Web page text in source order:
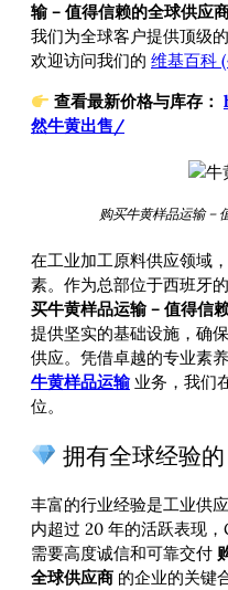
输 – 值得信赖的全球供应
我们为全球客户提供顶级的
欢迎访问我们的 维基百科
查看最新价格与库存：
然牛黄出售/
购买牛黄样品运输 –
在工业加工原料供应领域
素。作为总部位于西班牙
买牛黄样品运输 – 值得信
提供坚实的基础设施，确
供应。凭借卓越的专业素
牛黄样品运输 业务，我们
位。
拥有全球经验
丰富的行业经验是工业供
内超过 20 年的活跃表现
需要高度诚信和可靠交付
全球供应商 的企业的关键